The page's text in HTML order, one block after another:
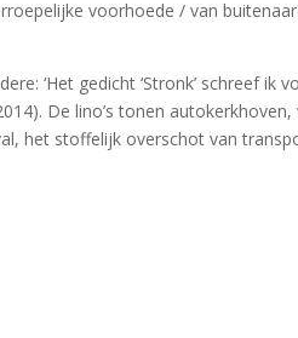
voorhoede / van
‘Het gedicht ‘Stronk’ schreef ik
De lino’s tonen
het stoffelijk overschot van